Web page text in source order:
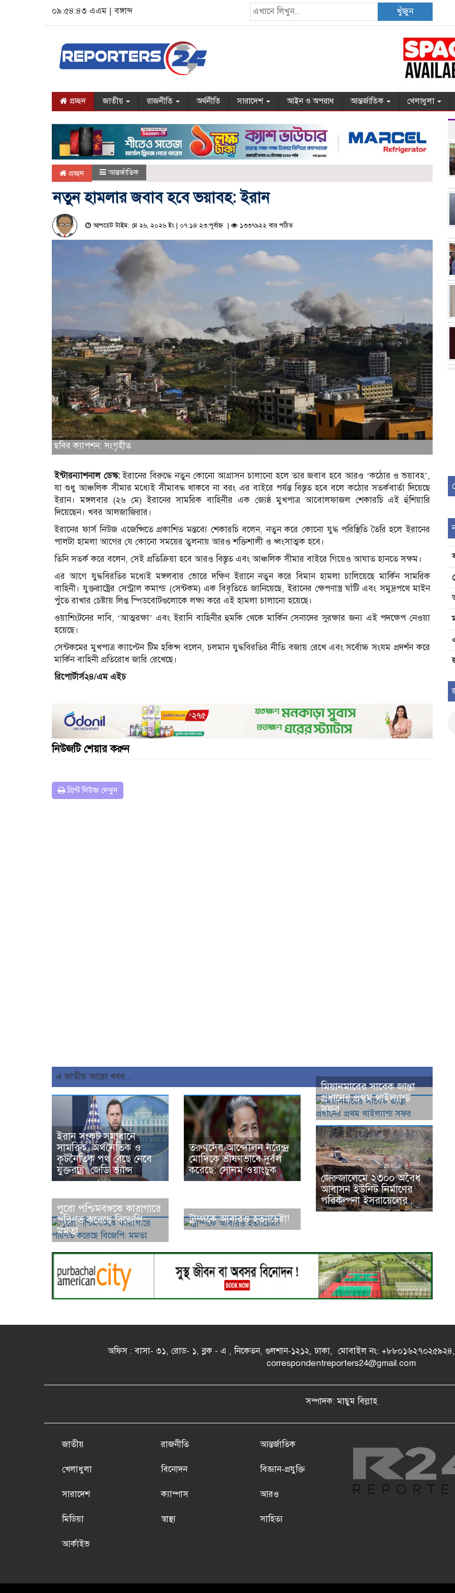
০৯:৫৪:৪৪ এএম| বঙ্গাব্দ খুঁজুন
প্রচ্ছদ জাতীয় রাজনীতি অর্থনীতি সারাদেশ আইন ও অপরাধ আন্তর্জাতিক খেলাধুলা
প্রচ্ছদ আন্তর্জাতিক
নতুন হামলার জবাব হবে ভয়াবহ: ইরান
আপডেট টাইম: মে ২৬, ২০২৬ ইং | ০৭:১৪:২৩:পূর্বাহ্ন | ১৩৩৭৯২২ বার পঠিত
ছবির ক্যাপশন: সংগৃহীত
ইন্টারন্যাশনাল ডেস্ক:ইরানের বিরুদ্ধে নতুন কোনো আগ্রাসন চালানো হলে তার জবাব হবে আরও ‘কঠোর ও ভয়াবহ’,
যা শুধু আঞ্চলিক সীমার মধ্যেই সীমাবদ্ধ থাকবে না বরং এর বাইরে পর্যন্ত বিস্তৃত হবে বলে কঠোর সতর্কবার্তা দিয়েছে
ইরান।মঙ্গলবার (২৬ মে) ইরানের সামরিক বাহিনীর এক জ্যেষ্ঠ মুখপাত্র আবোলফাজল শেকারচি এই হুঁশিয়ারি
দিয়েছেন। খবর আলজাজিরার।
ইরানের ফার্স নিউজ এজেন্সিতে প্রকাশিত মন্তব্যে শেকারচি বলেন, নতুন করে কোনো যুদ্ধ পরিস্থিতি তৈরি হলে ইরানের
পালটা হামলা আগের যে কোনো সময়ের তুলনায় আরও শক্তিশালী ও ধ্বংসাত্মক হবে।
তিনি সতর্ক করে বলেন, সেই প্রতিক্রিয়া হবে আরও বিস্তৃত এবং আঞ্চলিক সীমার বাইরে গিয়েও আঘাত হানতে সক্ষম।
এর আগে যুদ্ধবিরতির মধ্যেই মঙ্গলবার ভোরে দক্ষিণ ইরানে নতুন করে বিমান হামলা চালিয়েছে মার্কিন সামরিক
বাহিনী। যুক্তরাষ্ট্রের সেন্ট্রাল কমান্ড (সেন্টকম) এক বিবৃতিতে জানিয়েছে, ইরানের ক্ষেপণাস্ত্র ঘাঁটি এবং সমুদ্রপথে মাইন
পুঁতে রাখার চেষ্টায় লিপ্ত স্পিডবোটগুলোকে লক্ষ্য করে এই হামলা চালানো হয়েছে।
ওয়াশিংটনের দাবি, ‘আত্মরক্ষা’ এবং ইরানি বাহিনীর হুমকি থেকে মার্কিন সেনাদের সুরক্ষার জন্য এই পদক্ষেপ নেওয়া
হয়েছে।
সেন্টকমের মুখপাত্র ক্যাপ্টেন টিম হকিন্স বলেন, চলমান যুদ্ধবিরতির নীতি বজায় রেখে এবং সর্বোচ্চ সংযম প্রদর্শন করে
মার্কিন বাহিনী প্রতিরোধ জারি রেখেছে।
রিপোর্টার্স২৪/এম এইচ
নিউজটি শেয়ার করুন
প্রিন্ট নিউজ দেখুন
এ জাতীয় আরো খবর...
ইরান সংকট সমাধানে
সামরিক, অর্থনৈতিক ও
কূটনৈতিক পথ বেছে নেবে
যুক্তরাষ্ট্র: জেডি ভ্যান্স
তরুণদের আন্দোলন নরেন্দ্র
মোদিকে ভীষণভাবে দুর্বল
করেছে: সোনম ওয়াংচুক
মিয়ানমারের সাবেক জান্তা
প্রধানের প্রথম থাইল্যান্ড
সফর
জেরুজালেমে ২৩০০ অবৈধ
আবাসন ইউনিট নির্মাণের
পরিকল্পনা ইসরায়েলের
পুরো পশ্চিমবঙ্গকে কারাগারে
পরিণত করেছে বিজেপি:
মমতা
ট্রাম্পকে আবারও হত্যাচেষ্টা!
অফিস : বাসা- ৩১, রোড- ১, ব্লক - এ , নিকেতন, গুলশান-১২১২, ঢাকা, মোবাইল নং:
correspondentreporters24@gmail.com
সম্পাদক: মাছুম বিল্লাহ
জাতীয় রাজনীতি আন্তর্জাতিক
খেলাধুলা বিনোদন বিজ্ঞান-প্রযুক্তি
সারাদেশ ক্যাম্পাস আরও
মিডিয়া স্বাস্থ্য সাহিত্য
আর্কাইভ